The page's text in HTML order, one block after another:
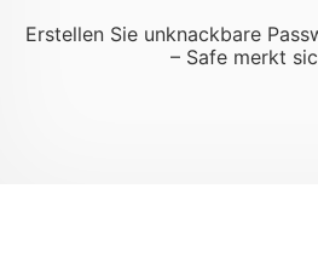
Erstellen Sie unknackbare
– Safe merkt